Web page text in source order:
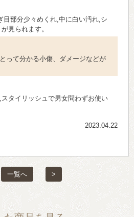
目部分少々めくれ,中に白い汚れ,シ
見られます。
って分かる小傷、ダメージなどが
タイリッシュで男女問わずお使い
2023.04.22
一覧へ >